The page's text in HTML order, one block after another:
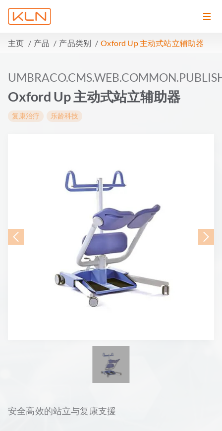
主页 产品 产品类别 Oxford Up 主动式站立辅助器
Oxford Up 主动式站立辅助器
复康治疗 乐龄科技
安全高效的站立与复康支援